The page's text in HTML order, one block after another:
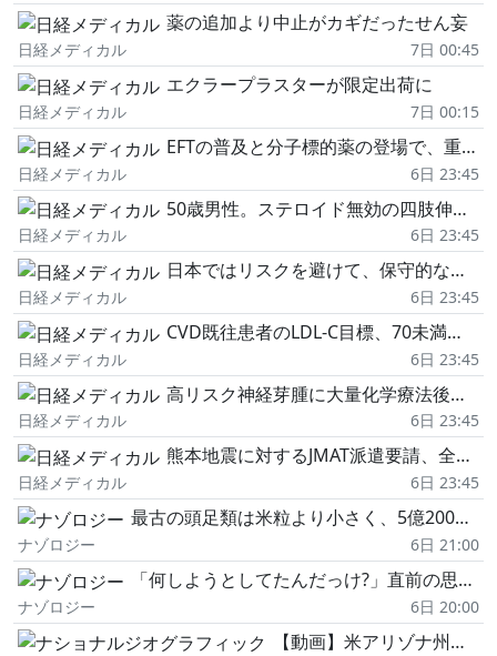
薬の追加より中止がカギだったせん妄
日経メディカル 7日 00:45
エクラープラスターが限定出荷に
日経メディカル 7日 00:15
EFTの普及と分子標的薬の登場で、重症筋無力症の疾患コントロールが大幅改善
日経メディカル 6日 23:45
50歳男性。ステロイド無効の四肢伸側、腰部の鱗屑を伴う紅斑局面
日経メディカル 6日 23:45
日本ではリスクを避けて、保守的な対応になる傾向が
日経メディカル 6日 23:45
CVD既往患者のLDL-C目標、70未満より55未満 他
日経メディカル 6日 23:45
高リスク神経芽腫に大量化学療法後の新たな治療選択肢
日経メディカル 6日 23:45
熊本地震に対するJMAT派遣要請、全国の医師会に拡大
日経メディカル 6日 23:45
最古の頭足類は米粒より小さく、5億2000万年前に生きていた
ナゾロジー 6日 21:00
「何しようとしてたんだっけ?」直前の思考をド忘れする恐怖の脳現象
ナゾロジー 6日 20:00
【動画】米アリゾナ州でジャガーを撮影、ネコ科の王者復活なるか